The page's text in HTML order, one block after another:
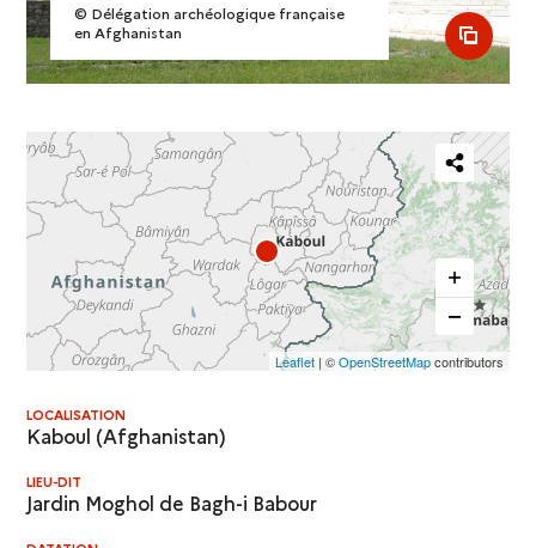
© Délégation archéologique française
en Afghanistan
see
Partager
cette
carte
Leaflet| ©OpenStreetMapcontributors
LOCALISATION
Kaboul (Afghanistan)
LIEU-DIT
Jardin Moghol de Bagh-i Babour